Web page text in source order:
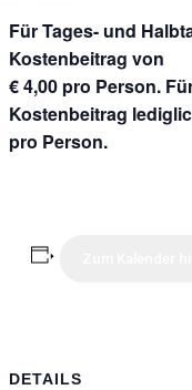
Für Tages- und
Kostenbeitrag von
€ 4,00 pro Person.
Kostenbeitrag
pro Person.
DETAILS